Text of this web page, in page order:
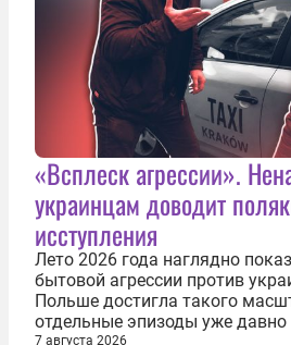
«Всплеск агрессии».
украинцам доводит
исступления
Лето 2026 года наглядно
бытовой агрессии против
Польше достигла такого
отдельные эпизоды уже давно
7 августа 2026